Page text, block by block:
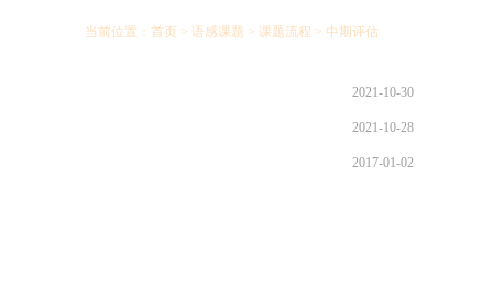
当前位置： 首页 > 语感课题 > 课题流程 > 中期评估
2021-10-30
2021-10-28
2017-01-02